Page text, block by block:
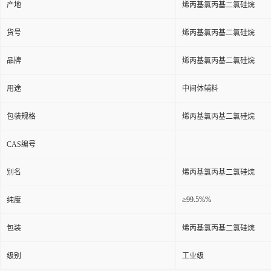
产地 烯丙基氯丙基二氯硅烷
货号 烯丙基氯丙基二氯硅烷
品牌 烯丙基氯丙基二氯硅烷
用途 中间体辅料
包装规格 烯丙基氯丙基二氯硅烷
CAS编号
别名 烯丙基氯丙基二氯硅烷
纯度 ≥99.5%%
包装 烯丙基氯丙基二氯硅烷
级别 工业级